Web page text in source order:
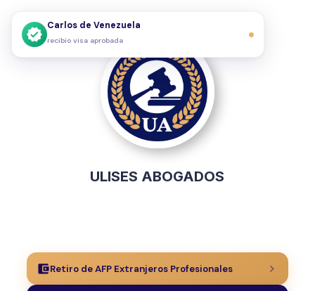
ULISES ABOGADOS
verified
Carlos de Venezuela
recibio visa aprobada
account_balance_walletRetiro de AFP Extranjeros Profesionales chevron_right